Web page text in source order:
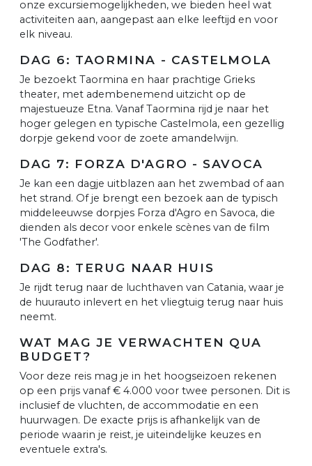
onze excursiemogelijkheden, we bieden heel wat
activiteiten aan, aangepast aan elke leeftijd en voor
elk niveau.
DAG 6: TAORMINA - CASTELMOLA
Je bezoekt Taormina en haar prachtige Grieks
theater, met adembenemend uitzicht op de
majestueuze Etna. Vanaf Taormina rijd je naar het
hoger gelegen en typische Castelmola, een gezellig
dorpje gekend voor de zoete amandelwijn.
DAG 7: FORZA D'AGRO - SAVOCA
Je kan een dagje uitblazen aan het zwembad of aan
het strand. Of je brengt een bezoek aan de typisch
middeleeuwse dorpjes Forza d'Agro en Savoca, die
dienden als decor voor enkele scènes van de film
'The Godfather'.
DAG 8: TERUG NAAR HUIS
Je rijdt terug naar de luchthaven van Catania, waar je
de huurauto inlevert en het vliegtuig terug naar huis
neemt.
WAT MAG JE VERWACHTEN QUA
BUDGET?
Voor deze reis mag je in het hoogseizoen rekenen
op een prijs vanaf € 4.000 voor twee personen. Dit is
inclusief de vluchten, de accommodatie en een
huurwagen. De exacte prijs is afhankelijk van de
periode waarin je reist, je uiteindelijke keuzes en
eventuele extra's.